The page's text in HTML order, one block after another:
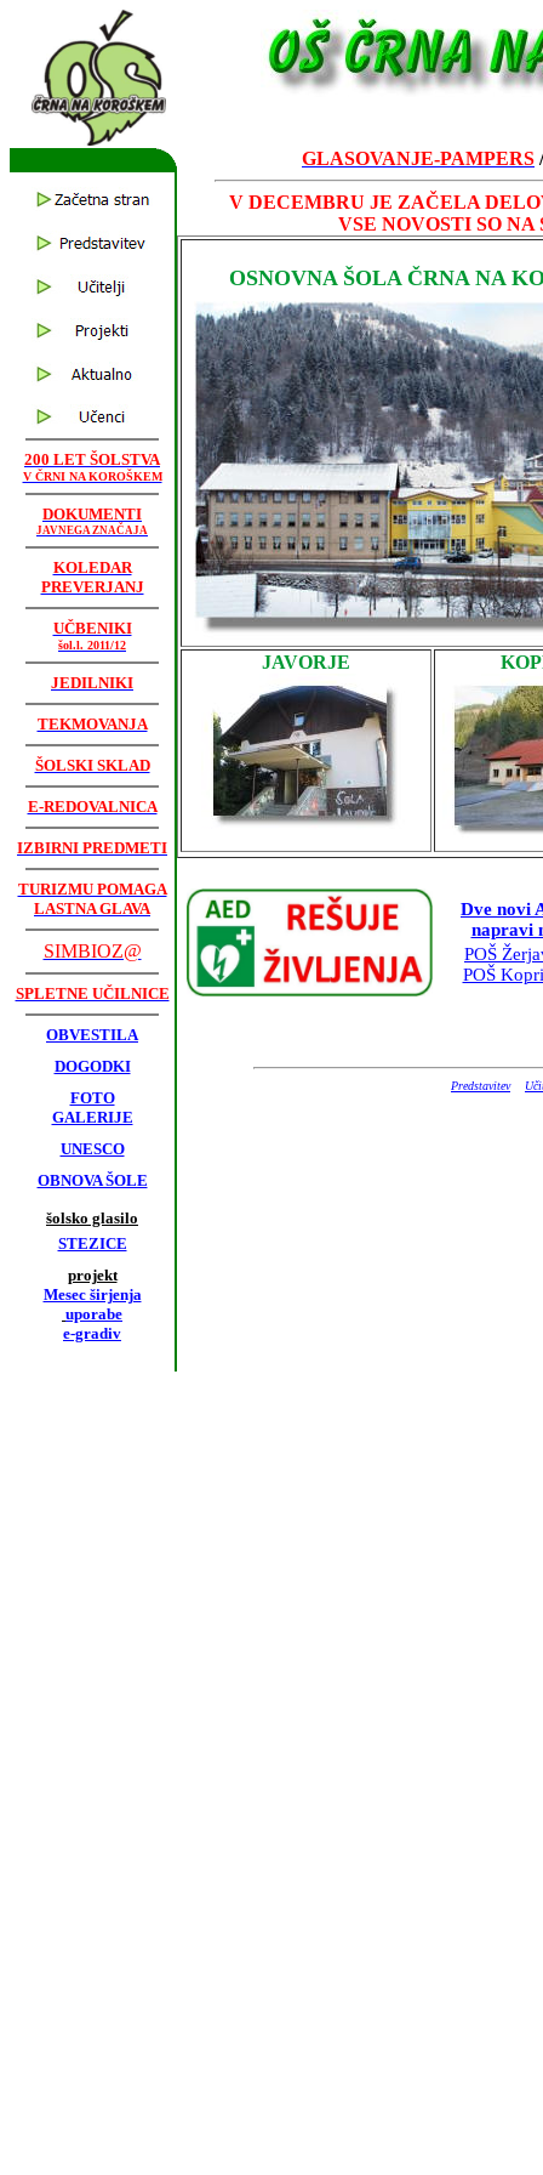
200 LET ŠOLSTVA
V ČRNI NA KOROŠKEM
DOKUMENTI
JAVNEGA ZNAČAJA
KOLEDAR
PREVERJANJ
UČBENIKI
šol.l. 2011/12
JEDILNIKI
TEKMOVANJA
ŠOLSKI SKLAD
E-REDOVALNICA
IZBIRNI PREDMETI
TURIZMU POMAGA
LASTNA GLAVA
SIMBIOZ@
SPLETNE UČILNICE
OBVESTILA
DOGODKI
FOTO
GALERIJE
UNESCO
OBNOVA ŠOLE
šolsko glasilo
STEZICE
projekt
Mesec širjenja
uporabe
e-gradiv
GLASOVANJE-PAMPERS
V DECEMBRU JE ZAČELA
VSE NOVOSTI SO
OSNOVNA ŠOLA ČRNA NA
JAVORJE
Dve novi
napravi
POŠ
POŠ
Predstavitev